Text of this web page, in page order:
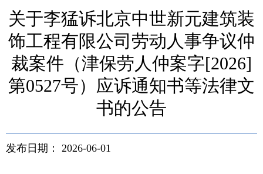
​关于李猛诉北京中世新元建筑装
饰工程有限公司劳动人事争议仲
裁案件（津保劳人仲案字[2026]
第0527号）应诉通知书等法律文
书的公告
发布日期： 2026-06-01